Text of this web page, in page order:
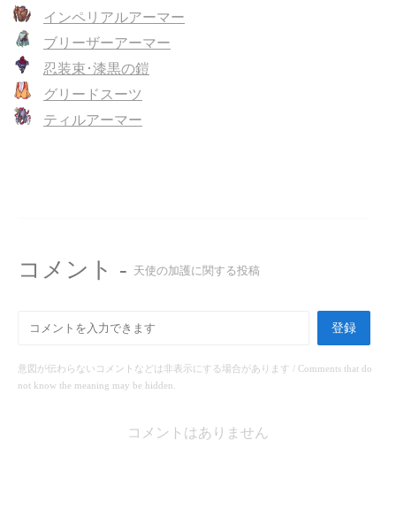
インペリアルアーマー
ブリーザーアーマー
忍装束･漆黒の鎧
グリードスーツ
ティルアーマー
コメント - 天使の加護に関する投稿
登録
意図が伝わらないコメントなどは非表示にする場合があります / Comments that do
not know the meaning may be hidden.
コメントはありません